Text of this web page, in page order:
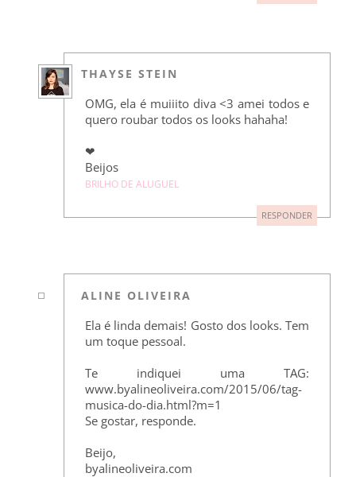
THAYSE STEIN
OMG, ela é muiiito diva <3 amei todos e
quero roubar todos os looks hahaha!
❤
Beijos
BRILHO DE ALUGUEL
RESPONDER
ALINE OLIVEIRA
Ela é linda demais! Gosto dos looks. Tem
um toque pessoal.
Te indiquei uma TAG:
www.byalineoliveira.com/2015/06/tag-
musica-do-dia.html?m=1
Se gostar, responde.
Beijo,
byalineoliveira.com